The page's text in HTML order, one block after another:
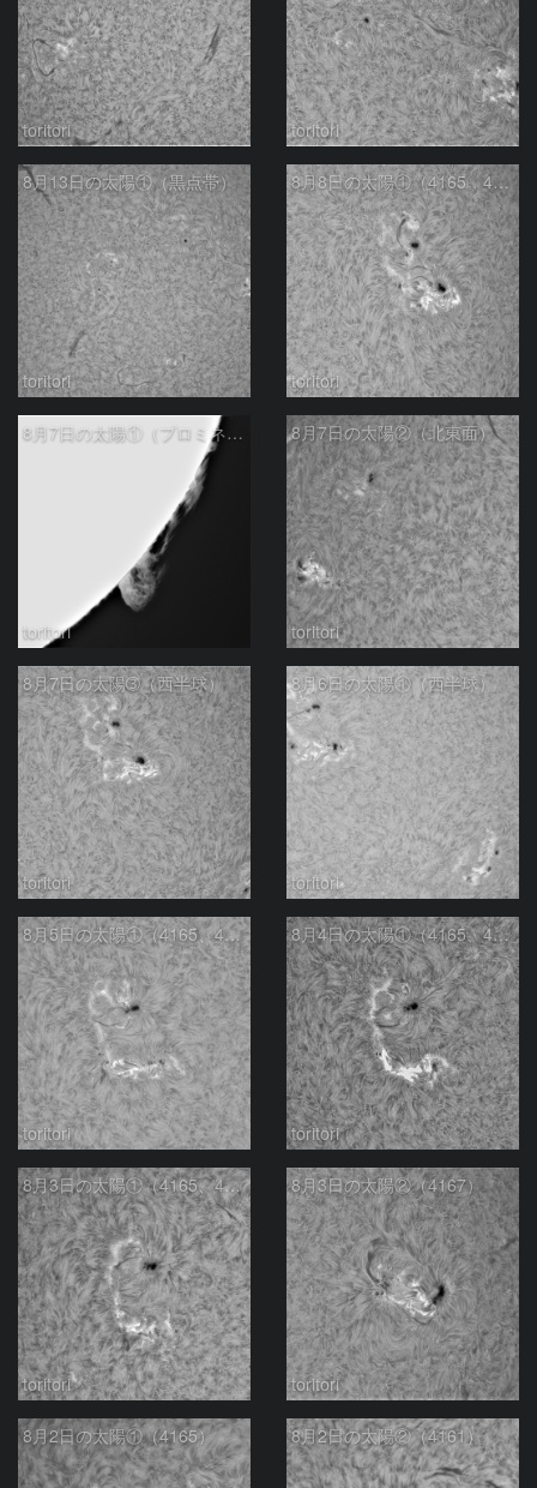
toritori toritori
8月13日の太陽①（黒点帯）
toritori
8月8日の太陽①（4165，4168M2.8フレア）
toritori
8月7日の太陽①（プロミネンス南西縁）
toritori
8月7日の太陽②（北東面）
toritori
8月7日の太陽➂（西半球）
toritori
8月6日の太陽①（西半球）
toritori
8月5日の太陽①（4165、4168M1.1フレア）
toritori
8月4日の太陽①（4165、4168M2.0フレア）
toritori
8月3日の太陽①（4165、4168）
toritori
8月3日の太陽②（4167）
toritori
8月2日の太陽①（4165） 8月2日の太陽②（4161）